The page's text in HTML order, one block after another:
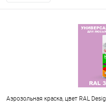
Аэрозольная краска, цвет RAL